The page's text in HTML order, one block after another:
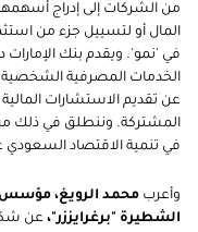
من الشركات إلى إدراج
المال أو لتسييل جزء من
في 'نمو'. ويقدم بنك
الخدمات المصرفية الشخصية
عن تقديم الاستشارات
المشتركة. وننطلق في ذلك من
في تنمية الاقتصاد السعودي
وأعرب محمد الرويغ،
الشطيرة "برغرايززر"، عن